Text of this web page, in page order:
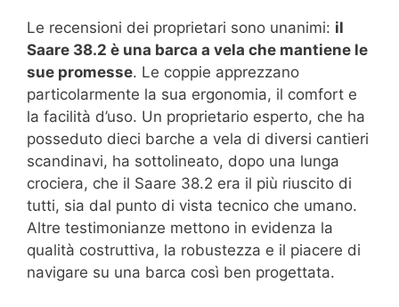
Le recensioni dei proprietari sono unanimi: il
Saare 38.2 è una barca a vela che mantiene le
sue promesse. Le coppie apprezzano
particolarmente la sua ergonomia, il comfort e
la facilità d’uso. Un proprietario esperto, che ha
posseduto dieci barche a vela di diversi cantieri
scandinavi, ha sottolineato, dopo una lunga
crociera, che il Saare 38.2 era il più riuscito di
tutti, sia dal punto di vista tecnico che umano.
Altre testimonianze mettono in evidenza la
qualità costruttiva, la robustezza e il piacere di
navigare su una barca così ben progettata.